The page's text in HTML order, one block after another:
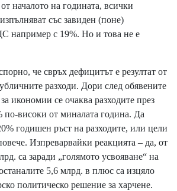
началото на годината, всички
със завиден (поне)
например с 19%. Но и това не е
че свръх дефицитът е резултат от
разходи. Дори след обявените
икономии се очаква разходите през
по-високи от миналата година. Да
годишен ръст на разходите, или цели
Изпреварвайки реакцията – да, от
са заради „голямото усвояване“ на
5,6 млрд. в плюс са изцяло
политическо решение за харчене.